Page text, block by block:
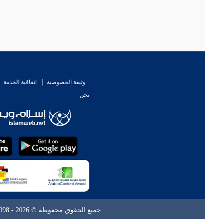
وثيقة الخصوصية اتفاقية الخدمة
نحن
جميع الحقوق محفوظة © 2026 - 1998 لشبكة إسلام ويب